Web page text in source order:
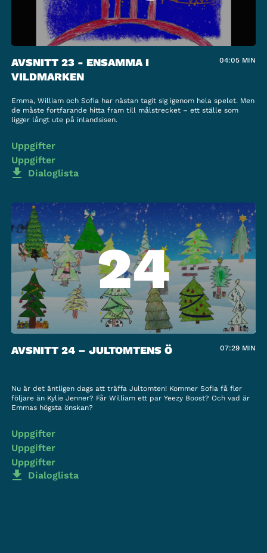
AVSNITT 23 - ENSAMMA I
VILDMARKEN
04:05 MIN
Emma, William och Sofia har nästan tagit sig igenom hela spelet. Men
de måste fortfarande hitta fram till målstrecket – ett ställe som
ligger långt ute på inlandsisen.
Uppgifter
Uppgifter
Dialoglista
24
AVSNITT 24 – JULTOMTENS Ö 07:29 MIN
Nu är det äntligen dags att träffa Jultomten! Kommer Sofia få fler
följare än Kylie Jenner? Får William ett par Yeezy Boost? Och vad är
Emmas högsta önskan?
Uppgifter
Uppgifter
Uppgifter
Dialoglista